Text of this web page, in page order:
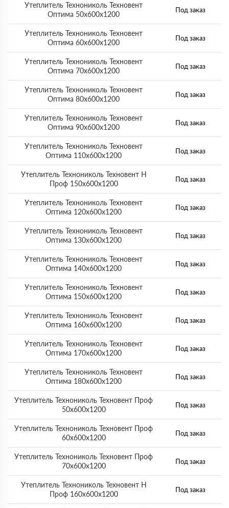
Утеплитель Технониколь Техновент
Оптима 50х600х1200
Под заказ
Утеплитель Технониколь Техновент
Оптима 60х600х1200
Под заказ
Утеплитель Технониколь Техновент
Оптима 70х600х1200
Под заказ
Утеплитель Технониколь Техновент
Оптима 80х600х1200
Под заказ
Утеплитель Технониколь Техновент
Оптима 90х600х1200
Под заказ
Утеплитель Технониколь Техновент
Оптима 110х600х1200
Под заказ
Утеплитель Технониколь Техновент Н
Проф 150х600х1200
Под заказ
Утеплитель Технониколь Техновент
Оптима 120х600х1200
Под заказ
Утеплитель Технониколь Техновент
Оптима 130х600х1200
Под заказ
Утеплитель Технониколь Техновент
Оптима 140х600х1200
Под заказ
Утеплитель Технониколь Техновент
Оптима 150х600х1200
Под заказ
Утеплитель Технониколь Техновент
Оптима 160х600х1200
Под заказ
Утеплитель Технониколь Техновент
Оптима 170х600х1200
Под заказ
Утеплитель Технониколь Техновент
Оптима 180х600х1200
Под заказ
Утеплитель Технониколь Техновент Проф
50х600х1200
Под заказ
Утеплитель Технониколь Техновент Проф
60х600х1200
Под заказ
Утеплитель Технониколь Техновент Проф
70х600х1200
Под заказ
Утеплитель Технониколь Техновент Н
Проф 160х600х1200
Под заказ